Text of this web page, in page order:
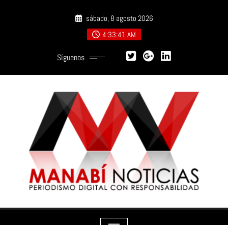
sábado, 8 agosto 2026
4:33:43 AM
Síguenos